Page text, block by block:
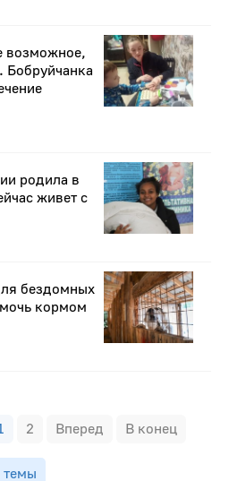
возможное,
Бобруйчанка
родила в
живет с
бездомных
кормом
2 Вперед В конец
темы